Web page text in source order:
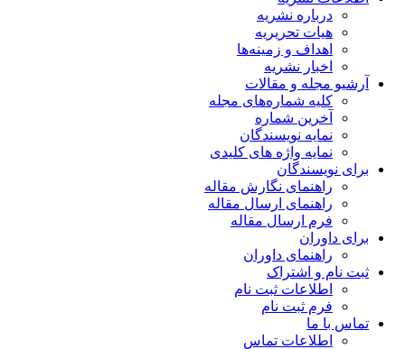
درباره نشریه
هیات تحریریه
اهداف و زمینه‌ها
اخبار نشریه
آرشیو مجله و مقالات
کلیه شماره‌های مجله
آخرین شماره
نمایه نویسندگان
نمایه واژه های کلیدی
برای نویسندگان
راهنمای نگارش مقاله
راهنمای ارسال مقاله
فرم ارسال مقاله
برای داوران
راهنمای داوران
ثبت نام و اشتراک
اطلاعات ثبت نام
فرم ثبت نام
تماس با ما
اطلاعات تماس